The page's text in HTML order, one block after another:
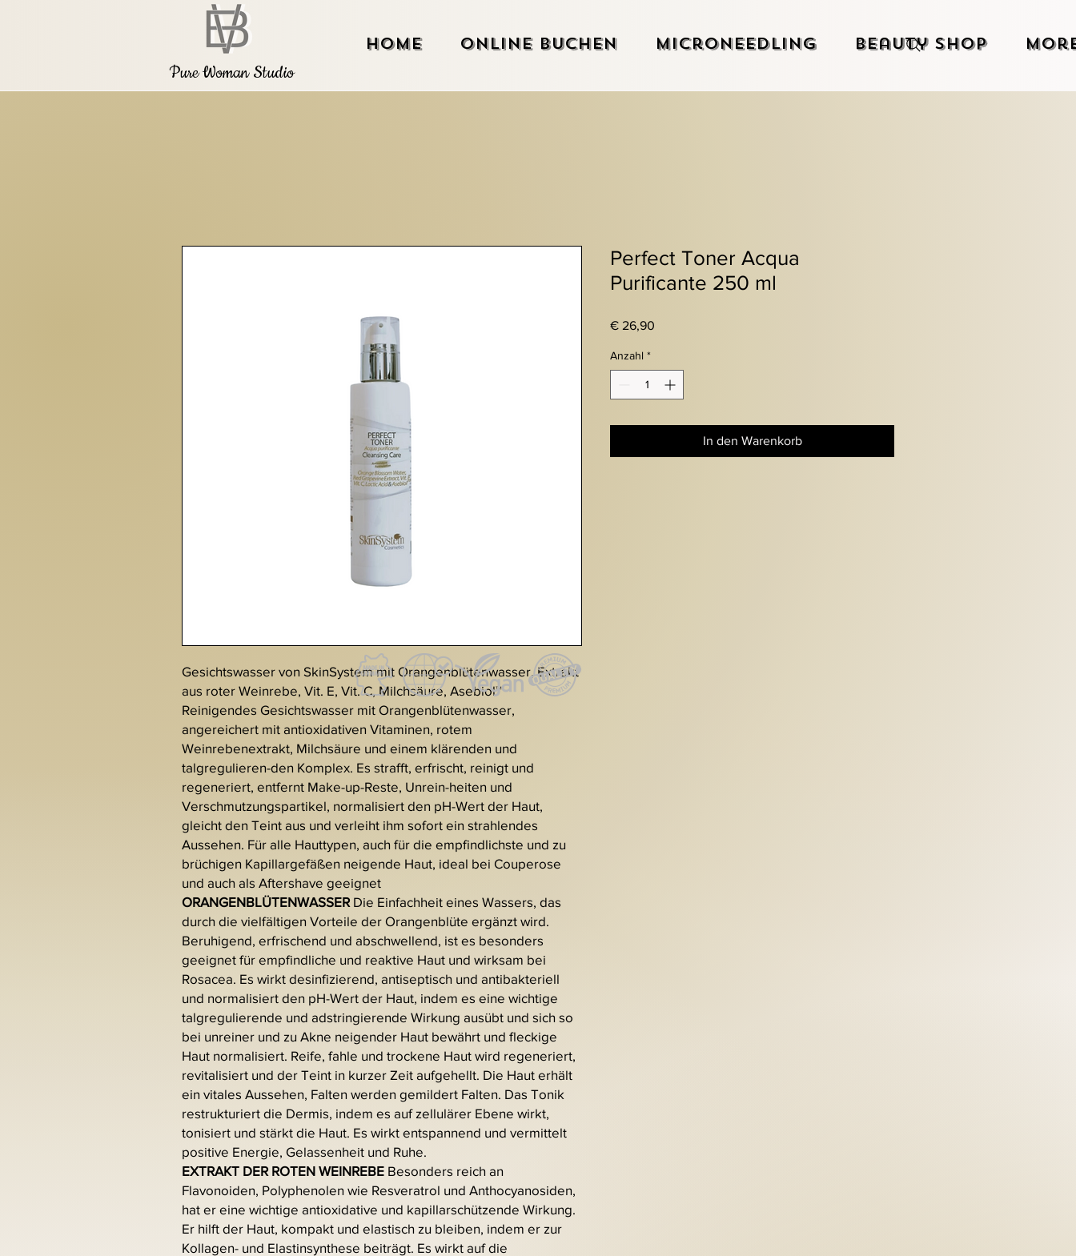
Pure Woman Studio
Home Online Buchen Microneedling Beauty Shop
Gesichtswasser von SkinSystem mit Orangenblütenwasser, Extrakt
aus roter Weinrebe, Vit. E, Vit. C, Milchsäure, Asebiol™
Reinigendes Gesichtswasser mit Orangenblütenwasser,
angereichert mit antioxidativen Vitaminen, rotem
Weinrebenextrakt, Milchsäure und einem klärenden und
talgregulieren-den Komplex. Es strafft, erfrischt, reinigt und
regeneriert, entfernt Make-up-Reste, Unrein-heiten und
Verschmutzungspartikel, normalisiert den pH-Wert der Haut,
gleicht den Teint aus und verleiht ihm sofort ein strahlendes
Aussehen. Für alle Hauttypen, auch für die empfindlichste und zu
brüchigen Kapillargefäßen neigende Haut, ideal bei Couperose
und auch als Aftershave geeignet
ORANGENBLÜTENWASSER Die Einfachheit eines Wassers, das
durch die vielfältigen Vorteile der Orangenblüte ergänzt wird.
Beruhigend, erfrischend und abschwellend, ist es besonders
geeignet für empfindliche und reaktive Haut und wirksam bei
Rosacea. Es wirkt desinfizierend, antiseptisch und antibakteriell
und normalisiert den pH-Wert der Haut, indem es eine wichtige
talgregulierende und adstringierende Wirkung ausübt und sich so
bei unreiner und zu Akne neigender Haut bewährt und fleckige
Haut normalisiert. Reife, fahle und trockene Haut wird regeneriert,
revitalisiert und der Teint in kurzer Zeit aufgehellt. Die Haut erhält
ein vitales Aussehen, Falten werden gemildert Falten. Das Tonik
restrukturiert die Dermis, indem es auf zellulärer Ebene wirkt,
tonisiert und stärkt die Haut. Es wirkt entspannend und vermittelt
positive Energie, Gelassenheit und Ruhe.
EXTRAKT DER ROTEN WEINREBE Besonders reich an
Flavonoiden, Polyphenolen wie Resveratrol und Anthocyanosiden,
hat er eine wichtige antioxidative und kapillarschützende Wirkung.
Er hilft der Haut, kompakt und elastisch zu bleiben, indem er zur
Kollagen- und Elastinsynthese beiträgt. Es wirkt auf die
Perfect Toner Acqua
Purificante 250 ml
€ 26,90
Anzahl *
In den Warenkorb